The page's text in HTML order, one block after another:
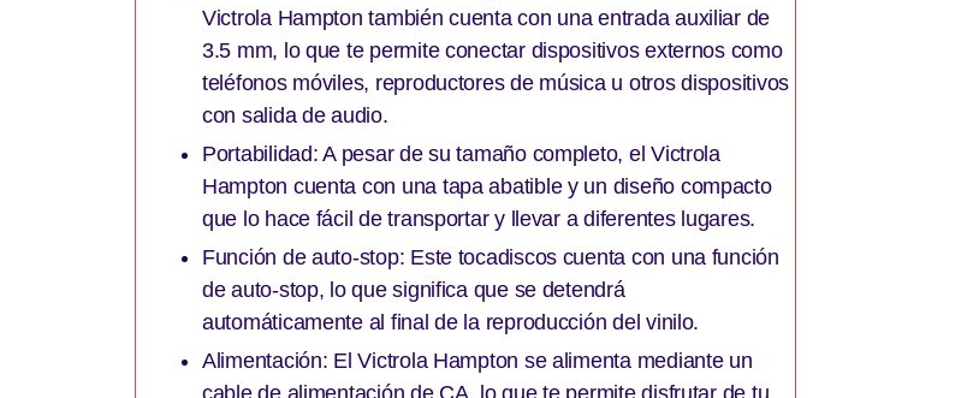
Victrola Hampton también cuenta con una entrada auxiliar de
3.5 mm, lo que te permite conectar dispositivos externos como
teléfonos móviles, reproductores de música u otros dispositivos
con salida de audio.
Portabilidad: A pesar de su tamaño completo, el Victrola
Hampton cuenta con una tapa abatible y un diseño compacto
que lo hace fácil de transportar y llevar a diferentes lugares.
Función de auto-stop: Este tocadiscos cuenta con una función
de auto-stop, lo que significa que se detendrá
automáticamente al final de la reproducción del vinilo.
Alimentación: El Victrola Hampton se alimenta mediante un
cable de alimentación de CA, lo que te permite disfrutar de tu